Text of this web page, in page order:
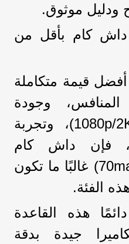
ودليل موثوق.
كام بأقل من
قيمة متكاملة
وجودة
الصورة الممتازة (1080p/2K)، وتجربة
فإن داش كام
شاومي (عبر علامة 70mai) غالبًا ما تكون
الفئة.
هذه القاعدة
جيدة بدقة